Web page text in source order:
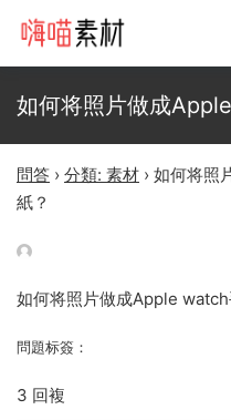
如何将照片做成
問答 › 分類: 素材 › 如何将照
紙？
如何将照片做成Apple watch
問題标簽：
3 回複